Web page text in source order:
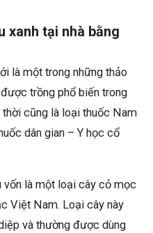
xanh tại nhà bằng
là một trong những thảo
trồng phổ biến trong
cũng là loại thuốc Nam
dân gian – Y học cổ
vốn là một loại cây cỏ mọc
Việt Nam. Loại cây này
và thường được dùng